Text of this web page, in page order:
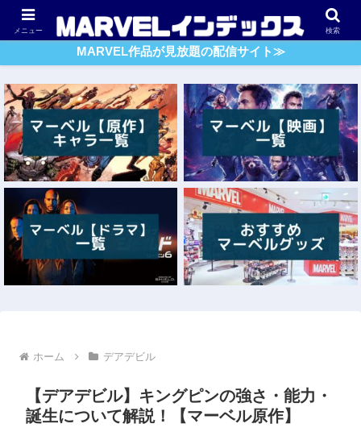
アベンジャーズ スパイダーマン ガーディアンズ・O・G
MARVEL作品が見放題の配信サイト≫
ホーム デアデビル
【デアデビル】キングピンの強さ・能力・
誕生について解説！【マーベル原作】
メニュー 検索